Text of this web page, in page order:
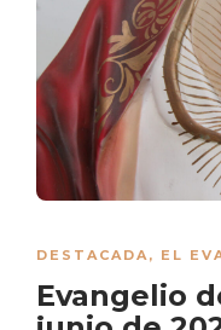
DESTACADA, EL
Evangelio